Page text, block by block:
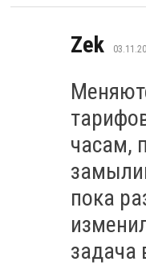
Zek
часам,
пока
задача